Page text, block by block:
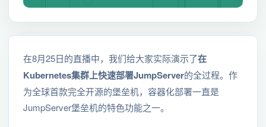
在8月25日的直播中，我们给大家实际演示了在
Kubernetes集群上快速部署JumpServer的全过程。作
为全球首款完全开源的堡垒机，容器化部署一直是
JumpServer堡垒机的特色功能之一。